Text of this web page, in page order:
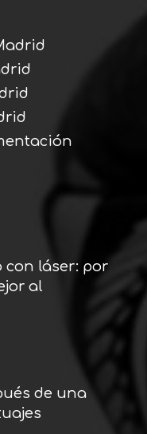
con láser: por
al
de una